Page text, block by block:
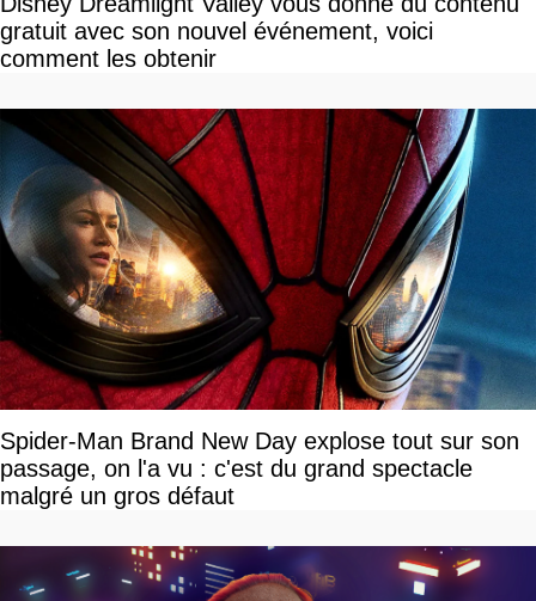
gratuit avec son nouvel événement, voici
comment les obtenir
Spider-Man Brand New Day explose tout sur son
passage, on l'a vu : c'est du grand spectacle
malgré un gros défaut